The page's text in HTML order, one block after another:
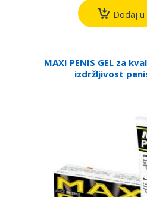
Dodaj
MAXI PENIS GEL za
izdržljivost